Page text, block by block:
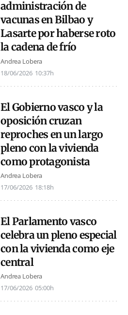
administración de
vacunas en Bilbao y
Lasarte por haberse roto
la cadena de frío
Andrea Lobera
18/06/2026 10:37h
El Gobierno vasco y la
oposición cruzan
reproches en un largo
pleno con la vivienda
como protagonista
Andrea Lobera
17/06/2026 18:18h
El Parlamento vasco
celebra un pleno especial
con la vivienda como eje
central
Andrea Lobera
17/06/2026 05:00h